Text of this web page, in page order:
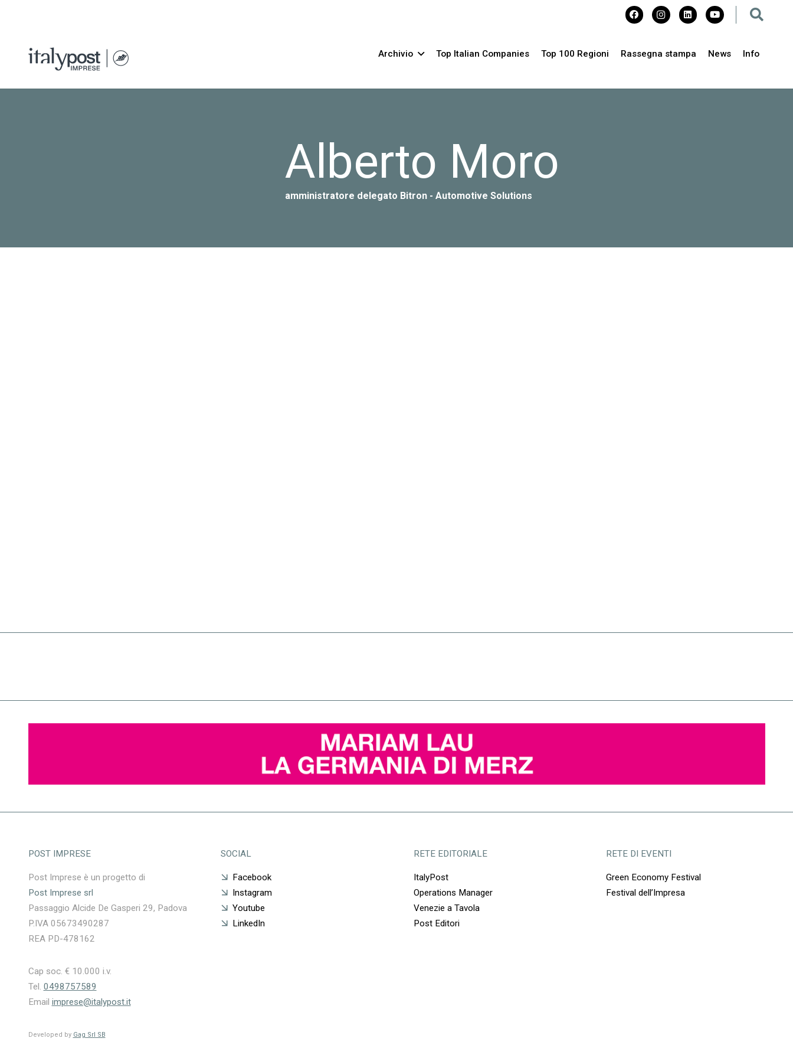
Archivio Top Italian Companies Top 100 Regioni Rassegna stampa News Info
Alberto Moro
amministratore delegato Bitron - Automotive Solutions
POST IMPRESE
Post Imprese è un progetto di
Post Imprese srl
Passaggio Alcide De Gasperi 29, Padova
P.IVA 05673490287
REA PD-478162
Cap soc. € 10.000 i.v.
Tel. 0498757589
Email imprese@italypost.it
Developed by Gag Srl SB
SOCIAL
Facebook
Instagram
Youtube
LinkedIn
RETE EDITORIALE
ItalyPost
Operations Manager
Venezie a Tavola
Post Editori
RETE DI EVENTI
Green Economy Festival
Festival dell’Impresa